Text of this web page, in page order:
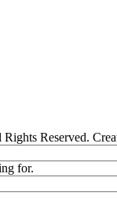
Rights Reserved.
for.